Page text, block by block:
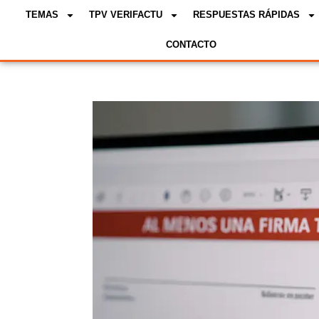
TEMAS TPV VERIFACTU RESPUESTAS RÁPIDAS
CONTACTO